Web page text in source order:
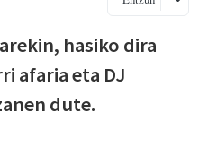
hasiko dira
afaria eta DJ
dute.